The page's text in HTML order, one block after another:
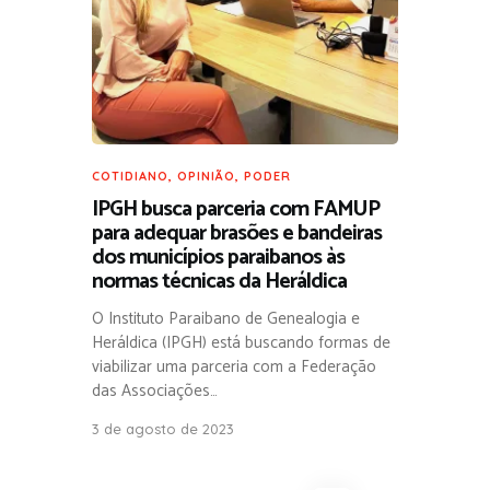
COTIDIANO, OPINIÃO, PODER
IPGH busca parceria com FAMUP
para adequar brasões e bandeiras
dos municípios paraibanos às
normas técnicas da Heráldica
O Instituto Paraibano de Genealogia e
Heráldica (IPGH) está buscando formas de
viabilizar uma parceria com a Federação
das Associações…
3 de agosto de 2023